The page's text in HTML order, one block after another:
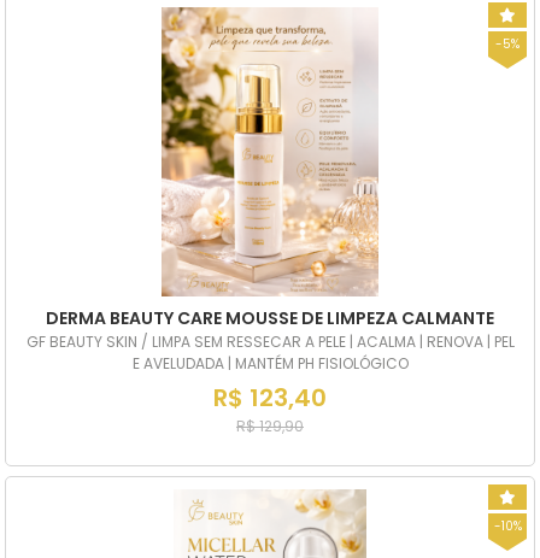
-5%
DERMA BEAUTY CARE MOUSSE DE LIMPEZA CALMANTE
GF BEAUTY SKIN / LIMPA SEM RESSECAR A PELE | ACALMA | RENOVA | PEL
E AVELUDADA | MANTÉM PH FISIOLÓGICO
R$ 123,40
R$ 129,90
-10%